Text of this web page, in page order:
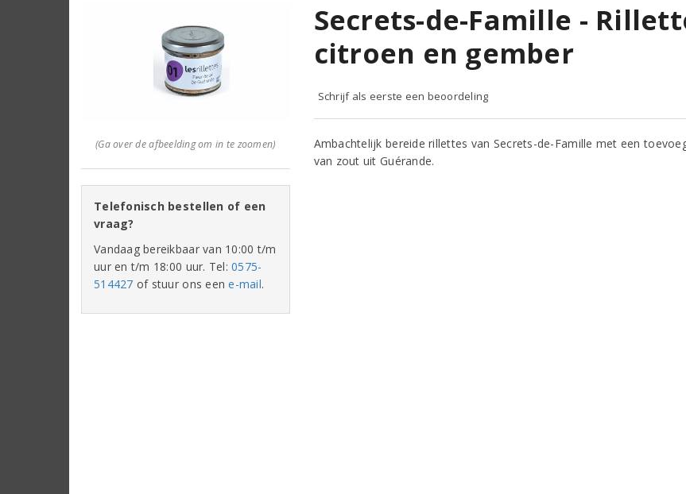
(Ga over de afbeelding om in te zoomen)
Telefonisch bestellen of een
vraag?
Vandaag bereikbaar van 10:00 t/m
uur en t/m 18:00 uur. Tel:0575-
514427 of stuur ons eene-mail.
Secrets-de-Famille -
citroen en gember
Schrijf als eerste een beoordeling
Ambachtelijk bereide rillettes van Secrets-de-Famille met een
van zout uit Guérande.